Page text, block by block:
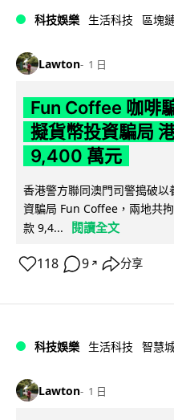
科技娛樂 生活科技 區塊鏈
Lawton 1 日
Fun Coffee 咖啡
擬貨幣投資騙局
9,400 萬元
香港警方聯同澳門司警搗破
資騙局 Fun Coffee，兩地共
款 9,4...
閱讀全文
118 9 ↗ 分享
科技娛樂 生活科技 智慧
Lawton 1 日